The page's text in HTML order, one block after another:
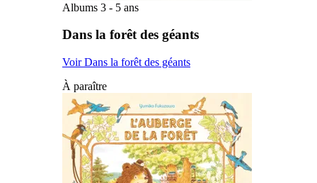
Albums 3 - 5 ans
Dans la forêt des géants
Voir Dans la forêt des géants
À paraître